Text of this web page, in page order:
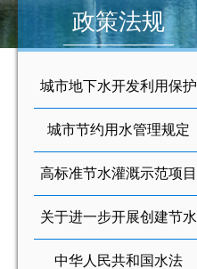
政策法规
城市地下水开发利用保护
条例
城市节约用水管理规定
高标准节水灌溉示范项目
建设管理办法
关于进一步开展创建节水
型城市活动的通知
中华人民共和国水法